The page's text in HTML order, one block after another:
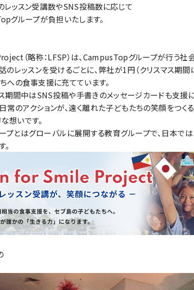
レッスン受講数やSNS投稿数に応じて
グループが負担いたします。
（略称：LFSP）は、CampusTopグループが行う社
レッスンを受けるごとに、弊社が1円（クリスマス期間
への食事支援に充てています。
期間中はSNS投稿や手書きのメッセージカードも支援
常のアクションが、遠く離れた子どもたちの笑顔をつく
いです。
とはグローバルに展開する教育グループで、日本では